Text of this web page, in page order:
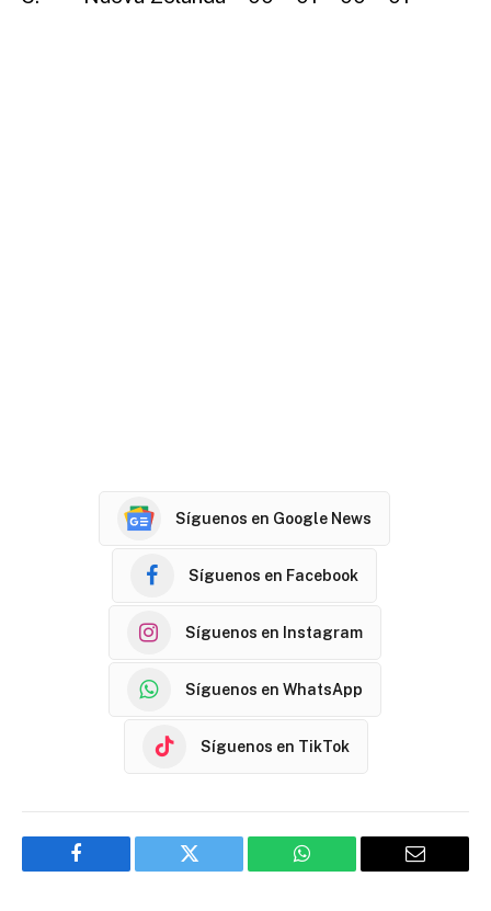
Síguenos en Google News
Síguenos en Facebook
Síguenos en Instagram
Síguenos en WhatsApp
Síguenos en TikTok
Facebook Twitter WhatsApp Email